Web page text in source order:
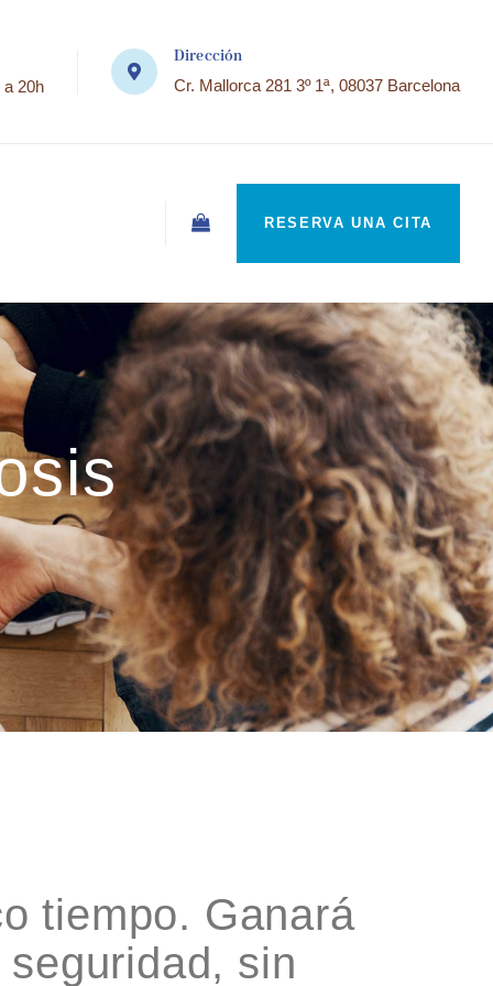
a 20h
Dirección
Cr. Mallorca 281 3º 1ª, 08037 Barcelona
RESERVA UNA CITA
tiempo. Ganará
sin